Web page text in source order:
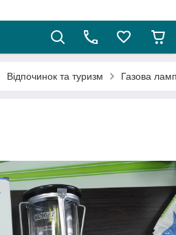
Відпочинок та туризм Газова